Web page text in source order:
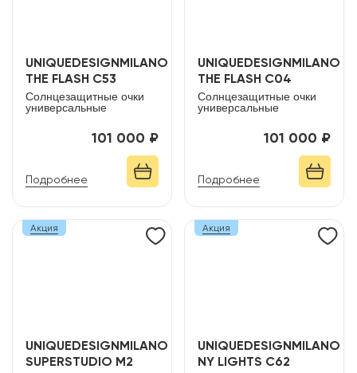
UNIQUEDESIGNMILANO
THE FLASH C53
Солнцезащитные очки
универсальные
101 000 ₽
Подробнее
UNIQUEDESIGNMILANO
THE FLASH C04
Солнцезащитные очки
универсальные
101 000 ₽
Подробнее
UNIQUEDESIGNMILANO
SUPERSTUDIO M2
Акция
UNIQUEDESIGNMILANO
NY LIGHTS C62
Акция